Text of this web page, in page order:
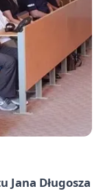
Długosza